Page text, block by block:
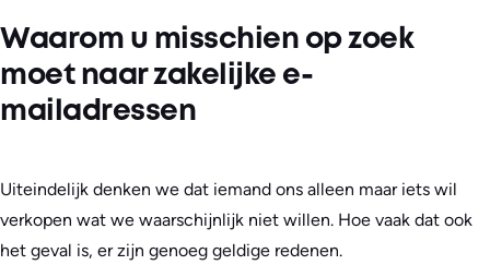
Waarom u misschien op zoek
moet naar zakelijke e-
mailadressen
Uiteindelijk denken we dat iemand ons alleen maar iets wil
verkopen wat we waarschijnlijk niet willen. Hoe vaak dat ook
het geval is, er zijn genoeg geldige redenen.